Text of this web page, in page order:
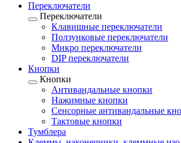
Переключатели
Переключатели
Клавишные переключатели
Ползунковые переключатели
Микро переключатели
DIP переключатели
Кнопки
Кнопки
Антивандальные кнопки
Нажимные кнопки
Сенсорные антивандальные
Тактовые кнопки
Тумблера